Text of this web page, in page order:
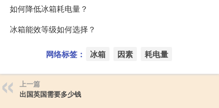
如何降低冰箱耗电量？
冰箱能效等级如何选择？
网络标签： 冰箱 因素 耗电量
上一篇
出国英国需要多少钱